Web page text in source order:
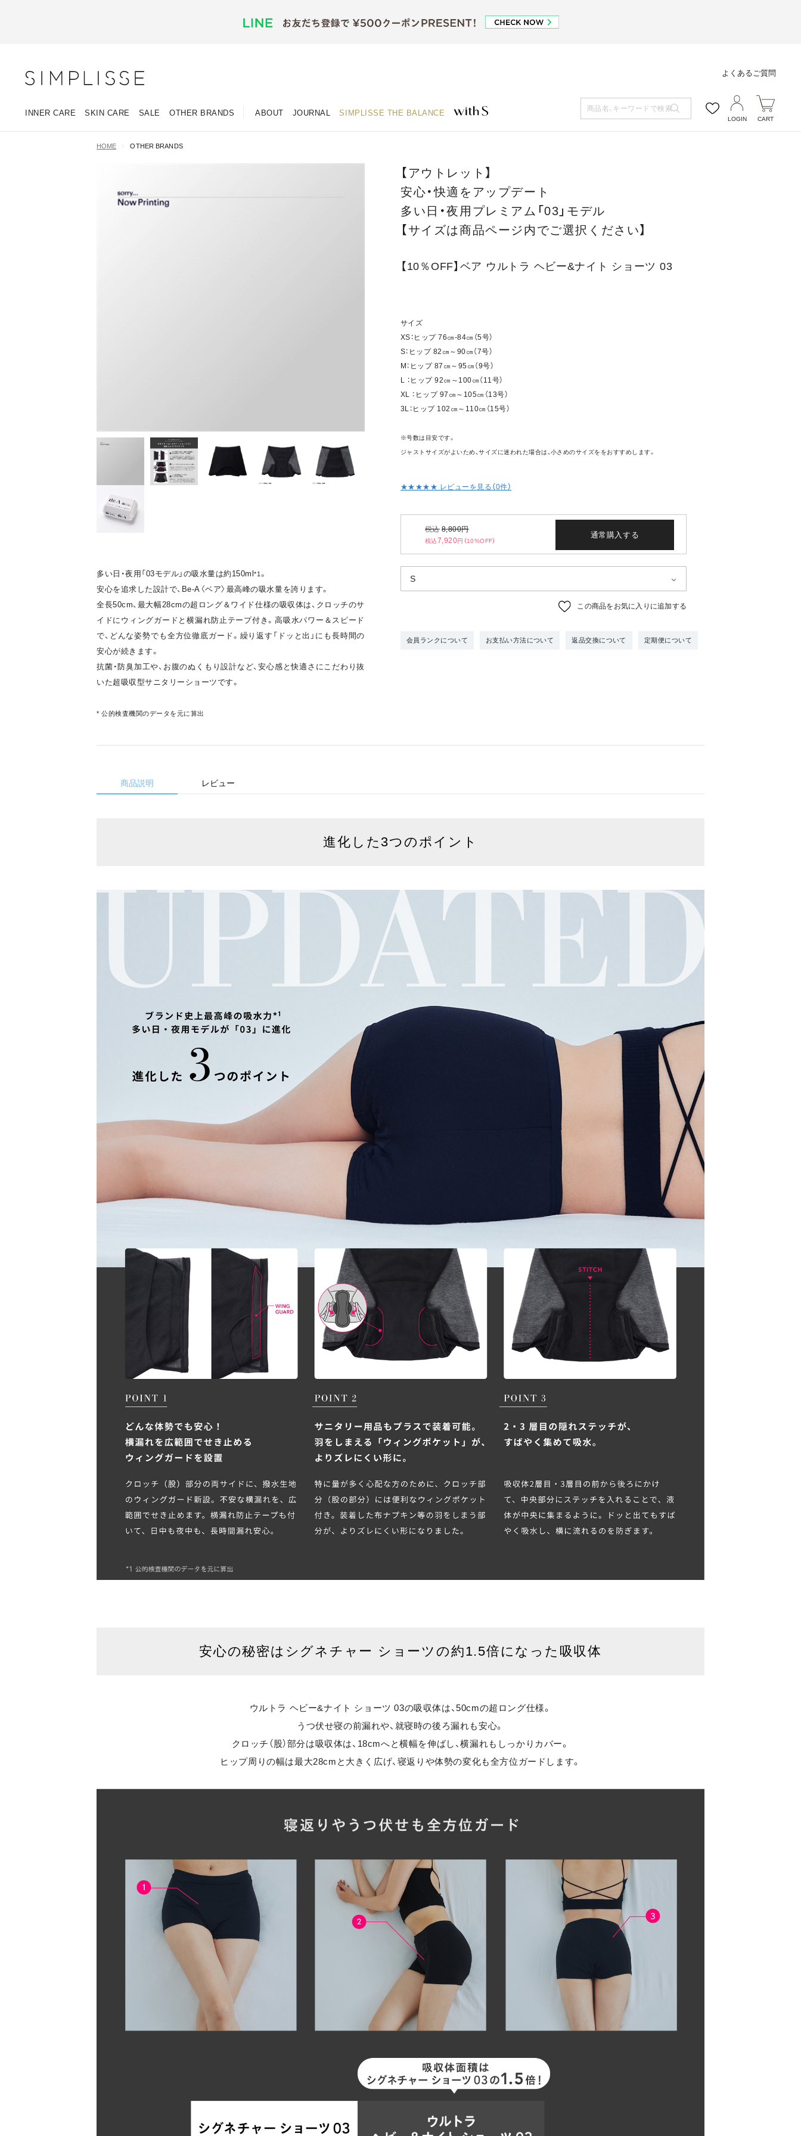
INNER CARE SKIN CARE SALE OTHER BRANDS ABOUT JOURNAL SIMPLISSE THE BALANCE
よくあるご質問
LOGIN CART
HOME OTHER BRANDS
多い日・夜用「03モデル」の吸水量は約150ml*1 。
安心を追求した設計で、Be-A〈ベア〉最高峰の吸水量を誇ります。
全長50cm、最大幅28cmの超ロング＆ワイド仕様の吸収体は、クロッチのサ
イドにウィングガードと横漏れ防止テープ付き。高吸水パワー＆スピード
で、どんな姿勢でも全方位徹底ガード。繰り返す「ドッと出」にも長時間の
安心が続きます。
抗菌・防臭加工や、お腹のぬくもり設計など、安心感と快適さにこだわり抜
いた超吸収型サニタリーショーツです。
* 公的検査機関のデータを元に算出
【アウトレット】
安心・快適をアップデート
多い日・夜用プレミアム「03」モデル
【サイズは商品ページ内でご選択ください】
【10％OFF】ベア ウルトラ ヘビー&ナイト ショーツ 03
サイズ
XS：ヒップ 76㎝-84㎝（5号）
S：ヒップ 82㎝～90㎝（7号）
M：ヒップ 87㎝～95㎝（9号）
L ：ヒップ 92㎝～100㎝（11号）
XL ：ヒップ 97㎝～105㎝（13号）
3L：ヒップ 102㎝～110㎝（15号）
※号数は目安です。
ジャストサイズがよいため、サイズに迷われた場合は、小さめのサイズををおすすめします。
★★★★★ レビューを見る（0件）
税込 8,800円
税込7,920円（10%OFF）
通常購入する
この商品をお気に入りに追加する
会員ランクについて お支払い方法について 返品交換について 定期便について
商品説明 レビュー
進化した3つのポイント
安心の秘密は シグネチャー ショーツの約1.5倍になった吸収体
ウルトラ ヘビー&ナイト ショーツ 03の吸収体は、50cmの超ロング仕様。
うつ伏せ寝の前漏れや、就寝時の後ろ漏れも安心。
クロッチ（股）部分は吸収体は、18cmへと横幅を伸ばし、横漏れもしっかりカバー。
ヒップ周りの幅は最大28cmと大きく広げ、寝返りや体勢の変化も全方位ガードします。